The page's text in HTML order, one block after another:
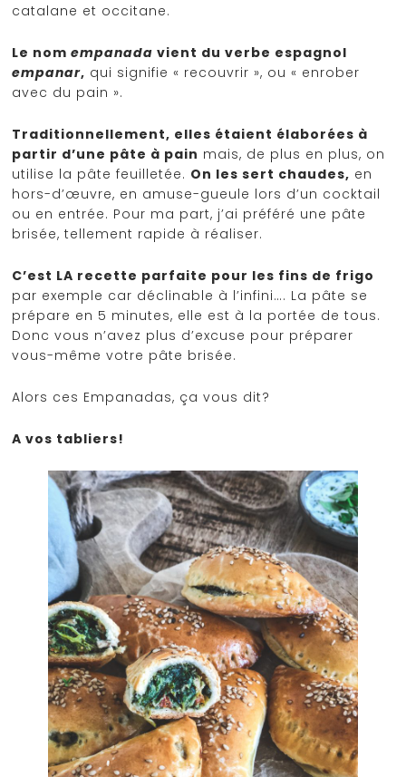
catalane et occitane.
Le nomempanada vient du verbe espagnol
empanar, qui signifie « recouvrir », ou « enrober
avec du pain ».
Traditionnellement, elles étaient élaborées à
partir d’une pâte à pain mais, de plus en plus, on
utilise la pâte feuilletée. On les sert chaudes, en
hors-d’œuvre, en amuse-gueule lors d’un cocktail
ou en entrée. Pour ma part, j’ai préféré une pâte
brisée, tellement rapide à réaliser.
C’est LA recette parfaite pour les fins de frigo
par exemple car déclinable à l’infini…. La pâte se
prépare en 5 minutes, elle est à la portée de tous.
Donc vous n’avez plus d’excuse pour préparer
vous-même votre pâte brisée.
Alors ces Empanadas, ça vous dit?
A vos tabliers!